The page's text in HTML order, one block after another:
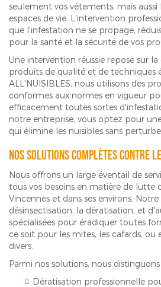
seulement vos vêtements, mais
espaces de vie. L'intervention
que l'infestation ne se propage,
pour la santé et la sécurité de vos
Une intervention réussie repose sur
produits de qualité et de techniques
ALL'NUISIBLES, nous utilisons des
conformes aux normes en vigueur
efficacement toutes sortes
notre entreprise, vous optez pour
qui élimine les nuisibles sans
Nos solutions complètes contre
Nous offrons un large éventail de
tous vos besoins en matière de lutte
Vincennes et dans ses environs.
désinsectisation, la dératisation, et
spécialisées pour éradiquer toutes
ce soit pour les mites, les cafards, ou
divers.
Parmi nos solutions, nous distinguons
Dératisation professionnelle